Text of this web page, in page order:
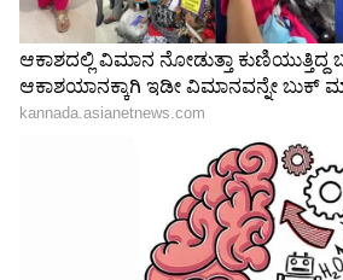
Image Credit :Asianet News
ಮೀನ ರಾಶಿ
ಈ ರಾಶಿಯಲ್ಲಿ ಜನಿಸಿದ ಜನರು
ಆಧ್ಯಾತ್ಮಿಕರಿಗೆ
ಸ್ವಪ್ನಶೀಲ ಸ್ವಭಾವವು ಅವರನ್ನು ಕೆಲವು
ಭಾವನೆಗಳಿಗೆ ತೆರೆದಿಡುತ್ತದೆ. ಅವರು